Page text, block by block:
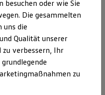
& Inspektion
Volkswagen Nutzfahrzeuge
AG“)
GmbH
Volkswagen
0, 30419 Hannover,
des Amtsgerichts
besuchen oder wie Sie
Die gesammelten
die
Qualität unserer
verbessern, Ihr
zu